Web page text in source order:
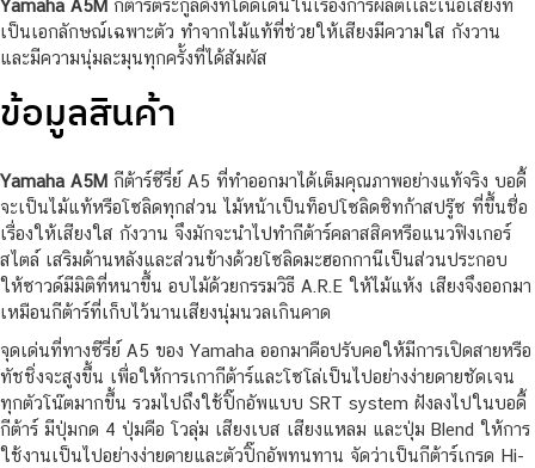
Yamaha A5M กีต้าร์ตระกูลดังที่โดดเด่นในเรื่องการผลิตเเละเนื้อเสียงที่
เป็นเอกลักษณ์เฉพาะตัว ทำจากไม้แท้ที่ช่วยให้เสียงมีความใส กังวาน
และมีความนุ่มละมุนทุกครั้งที่ได้สัมผัส
ข้อมูลสินค้า
Yamaha A5M กีต้าร์ซีรี่ย์ A5 ที่ทำออกมาได้เต็มคุณภาพอย่างแท้จริง บอดี้
จะเป็นไม้แท้หรือโซลิดทุกส่วน ไม้หน้าเป็นท็อปโซลิดซิทก้าสปรู๊ซ ที่ขึ้นชื่อ
เรื่องให้เสียงใส กังวาน จึงมักจะนำไปทำกีต้าร์คลาสสิคหรือแนวฟิงเกอร์
สไตล์ เสริมด้านหลังและส่วนข้างด้วยโซลิดมะฮอกกานีเป็นส่วนประกอบ
ให้ซาวด์มีมิติที่หนาขึ้น อบไม้ด้วยกรรมวิธี A.R.E ให้ไม้แห้ง เสียงจึงออกมา
เหมือนกีต้าร์ที่เก็บไว้นานเสียงนุ่มนวลเกินคาด
จุดเด่นที่ทางซีรี่ย์ A5 ของ Yamaha ออกมาคือปรับคอให้มีการเปิดสายหรือ
ทัชชิ่งจะสูงขึ้น เพื่อให้การเกากีต้าร์และโซโล่เป็นไปอย่างง่ายดายชัดเจน
ทุกตัวโน๊ตมากขึ้น รวมไปถึงใช้ปิ๊กอัพแบบ SRT system ฝังลงไปในบอดี้
กีต้าร์ มีปุ่มกด 4 ปุ่มคือ โวลุ่ม เสียงเบส เสียงแหลม และปุ่ม Blend ให้การ
ใช้งานเป็นไปอย่างง่ายดายและตัวปิ๊กอัพทนทาน จัดว่าเป็นกีต้าร์เกรด Hi-